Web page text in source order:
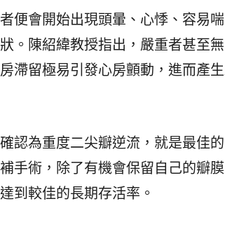
便會開始出現頭暈、心悸、容易
。陳紹緯教授指出，嚴重者甚至
滯留極易引發心房顫動，進而產
認為重度二尖瓣逆流，就是最佳
手術，除了有機會保留自己的瓣
到較佳的長期存活率。